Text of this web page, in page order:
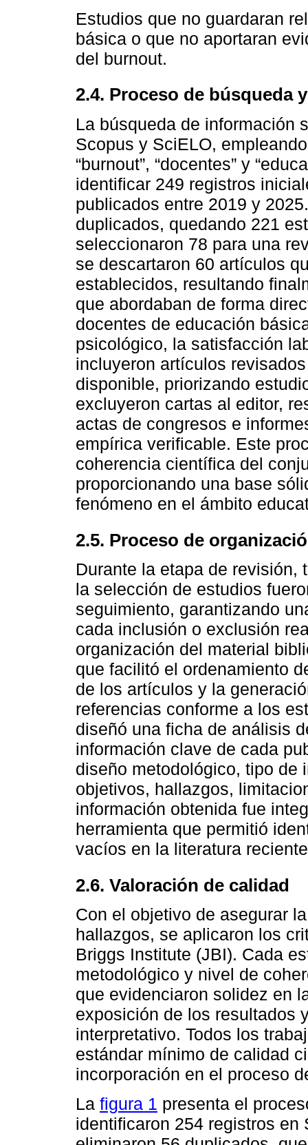
Estudios que no guardaran
básica o que no aportaran
del burnout.
2.4. Proceso de búsqueda
La búsqueda de información
Scopus y SciELO,
“burnout”, “docentes” y
identificar 249 registros
publicados entre 2019 y
duplicados, quedando 221
seleccionaron 78 para una
se descartaron 60 artículos
establecidos, resultando
que abordaban de forma
docentes de educación
psicológico, la satisfacción
incluyeron artículos
disponible, priorizando
excluyeron cartas al editor,
actas de congresos e
empírica verificable. Este
coherencia científica del
proporcionando una base
fenómeno en el ámbito
2.5. Proceso de
Durante la etapa de
la selección de estudios
seguimiento, garantizando
cada inclusión o exclusión
organización del material
que facilitó el ordenamiento
de los artículos y la
referencias conforme a los
diseñó una ficha de análisis
información clave de cada
diseño metodológico, tipo de
objetivos, hallazgos,
información obtenida fue
herramienta que permitió
vacíos en la literatura
2.6. Valoración de calidad
Con el objetivo de asegurar
hallazgos, se aplicaron los
Briggs Institute (JBI). Cada
metodológico y nivel de
que evidenciaron solidez en
exposición de los resultados
interpretativo. Todos los
estándar mínimo de calidad
incorporación en el proceso
La figura 1 presenta el
identificaron 254 registros